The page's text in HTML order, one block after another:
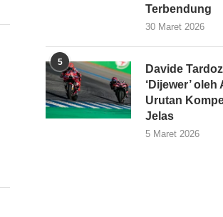
Terbendung
30 Maret 2026
5
Davide
‘Dijewer’
Urutan
Jelas
5 Maret 2026